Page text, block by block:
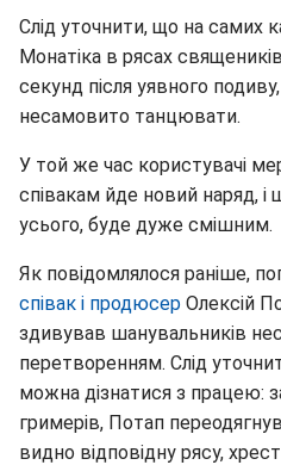
Слід уточнити, що на самих
Монатіка в рясах
секунд після уявного
несамовито танцювати.
У той же час користувачі
співакам йде новий наряд, і
усього, буде дуже смішним.
Як повідомлялося раніше,
співак і продюсер Олексій
здивував шанувальників
перетворенням. Слід
можна дізнатися з працею:
гримерів, Потап
видно відповідну рясу,